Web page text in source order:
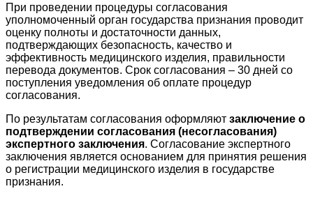
При проведении процедуры согласования
уполномоченный орган государства признания проводит
оценку полноты и достаточности данных,
подтверждающих безопасность, качество и
эффективность медицинского изделия, правильности
перевода документов. Срок согласования – 30 дней со
поступления уведомления об оплате процедур
согласования.
По результатам согласования оформляют заключение о
подтверждении согласования (несогласования)
экспертного заключения. Согласование экспертного
заключения является основанием для принятия решения
о регистрации медицинского изделия в государстве
признания.